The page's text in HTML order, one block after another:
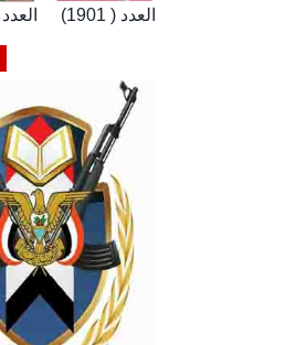
العدد ( العدد ( 1901)